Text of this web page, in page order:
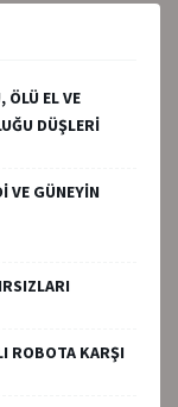
EL VE
DÜŞLERİ
VE GÜNEYİN
ROBOTA KARŞI